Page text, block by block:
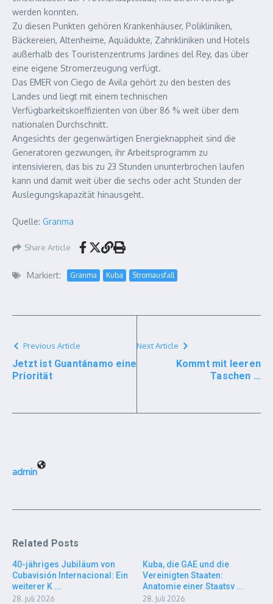
werden konnten.
Zu diesen Punkten gehören Krankenhäuser, Polikliniken,
Bäckereien, Altenheime, Aquädukte, Zahnkliniken und Hotels
außerhalb des Touristenzentrums Jardines del Rey, das über
eine eigene Stromerzeugung verfügt.
Das EMER von Ciego de Avila gehört zu den besten des
Landes und liegt mit einem technischen
Verfügbarkeitskoeffizienten von über 86 % weit über dem
nationalen Durchschnitt.
Angesichts der gegenwärtigen Energieknappheit sind die
Generatoren gezwungen, ihr Arbeitsprogramm zu
intensivieren, das bis zu 23 Stunden ununterbrochen laufen
kann und damit weit über die sechs oder acht Stunden der
Auslegungskapazität hinausgeht.
Quelle: Granma
Share Article
Markiert: Granma Kuba Stromausfall
Previous Article
Jetzt ist Guantánamo eine
Priorität
Next Article
Kommt mit leeren
Taschen …
admin
Related Posts
40-jähriges Jubiläum von
Cubavisión Internacional: Ein
weiterer K ...
28. Juli 2026
Kuba, die GAE und die
Vereinigten Staaten:
Anatomie einer Staatsv ...
28. Juli 2026